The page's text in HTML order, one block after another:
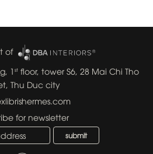
of
1 stfloor, tower S6, 28 Mai Chi Tho
Thu Duc city
for newsletter
submit